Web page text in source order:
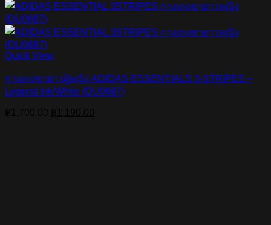
Quick View
กางเกงขายาวผู้หญิง ADIDAS ESSENTIALS 3-STRIPES –
Legend Ink/White (DU0687)